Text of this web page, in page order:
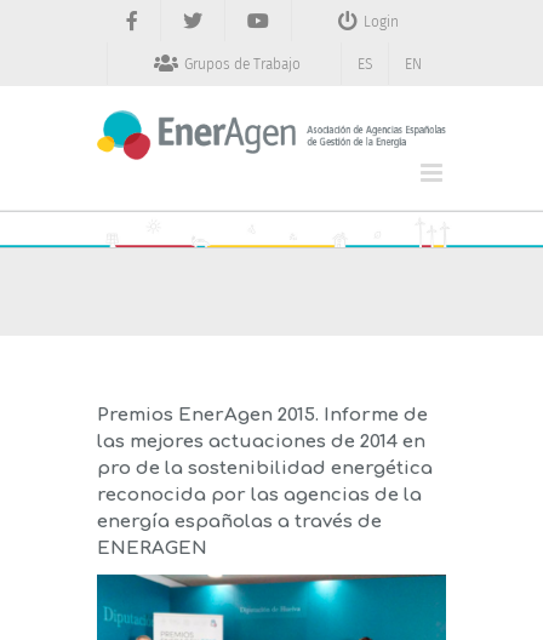
Login
Grupos de Trabajo ES EN
Premios EnerAgen 2015. Informe de
las mejores actuaciones de 2014 en
pro de la sostenibilidad energética
reconocida por las agencias de la
energía españolas a través de
ENERAGEN